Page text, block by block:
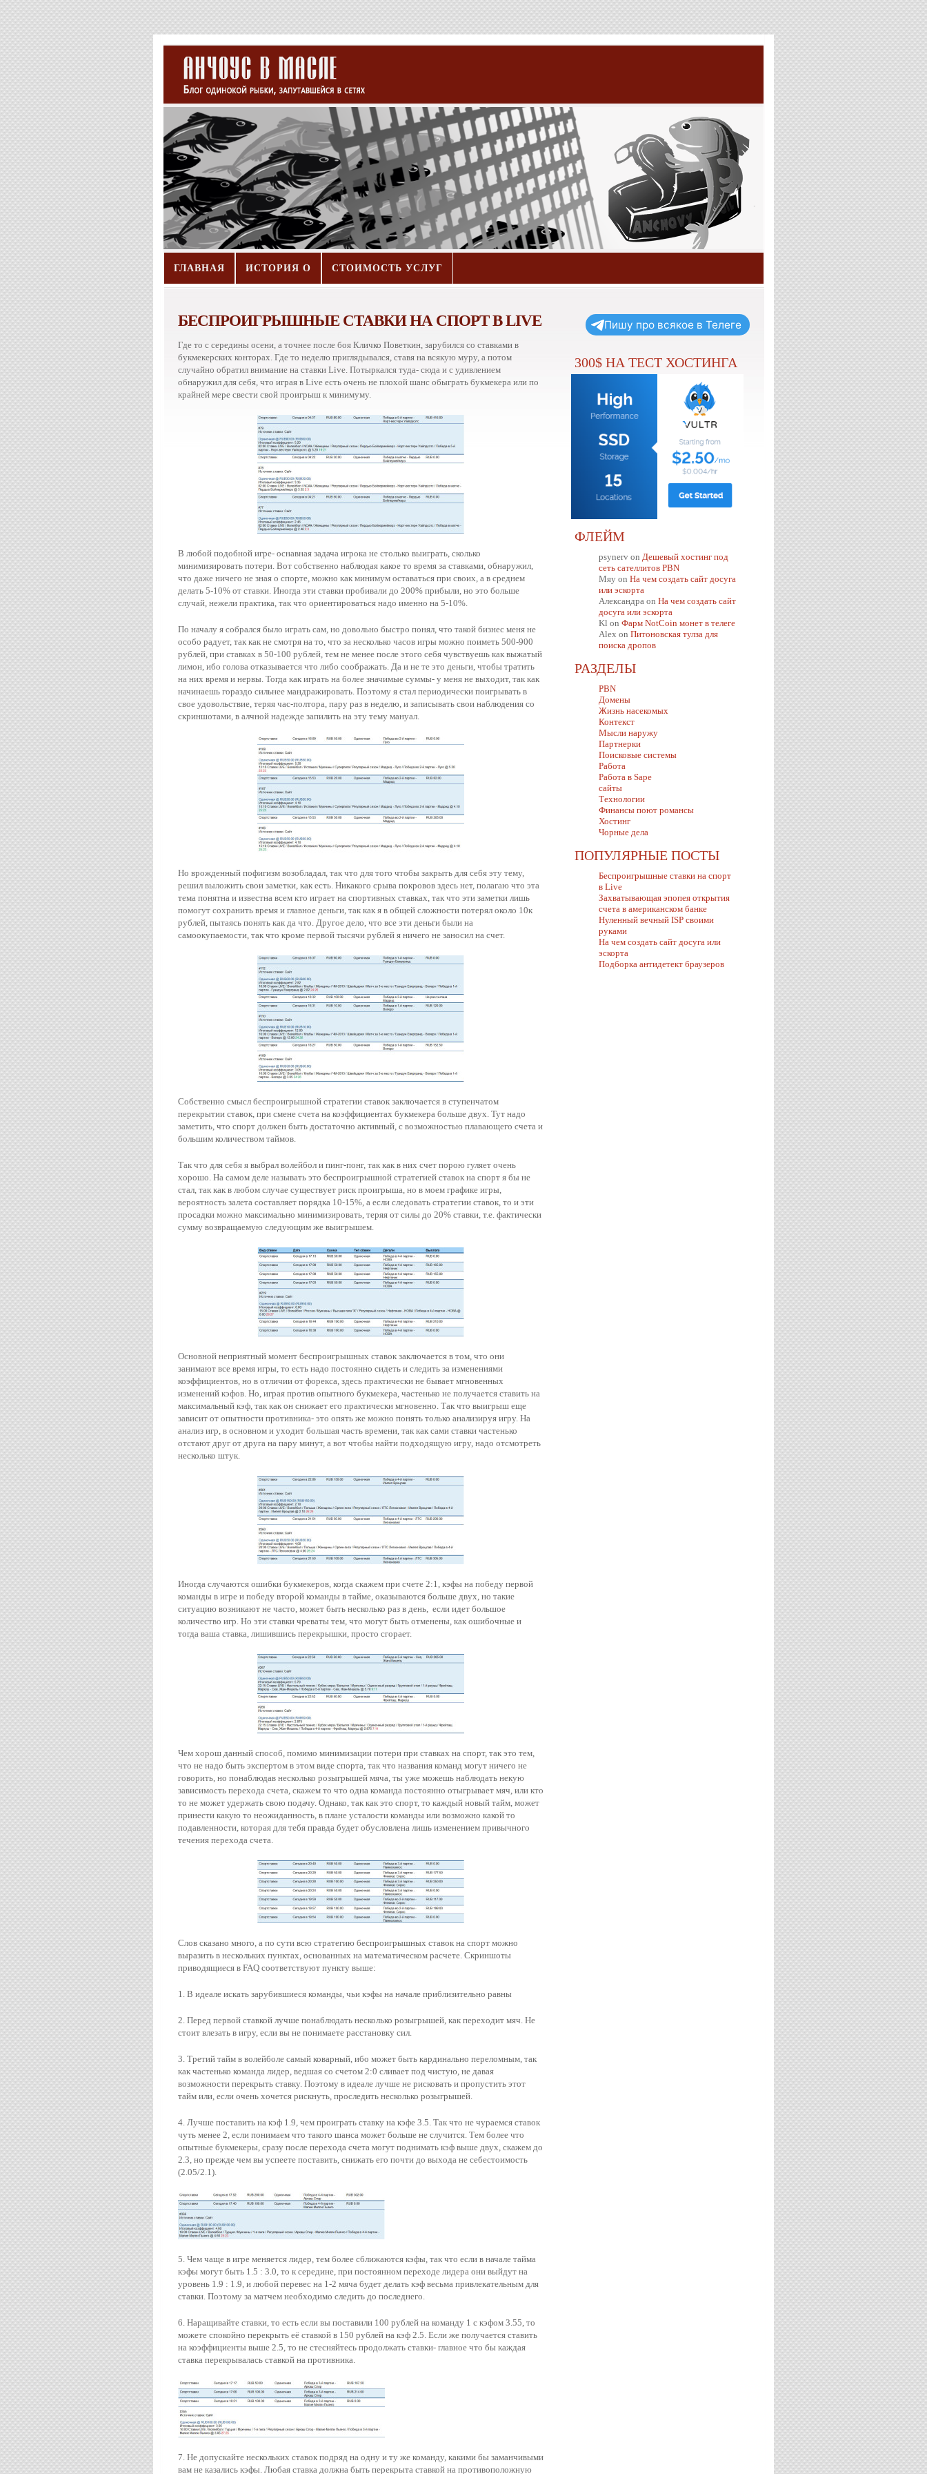
ГЛАВНАЯ ИСТОРИЯ О СТОИМОСТЬ УСЛУГ
БЕСПРОИГРЫШНЫЕ СТАВКИ НА СПОРТ В LIVE
Где то с середины осени, а точнее после боя Кличко Поветкин, зарубился со ставками в
букмекерских конторах. Где то неделю приглядывался, ставя на всякую муру, а потом
случайно обратил внимание на ставки Live. Потыркался туда- сюда и с удивлением
обнаружил для себя, что играя в Live есть очень не плохой шанс обыграть букмекера или по
крайней мере свести свой проигрыш к минимуму.
В любой подобной игре- оснавная задача игрока не столько выиграть, сколько
минимизировать потери. Вот собственно наблюдая какое то время за ставками, обнаружил,
что даже ничего не зная о спорте, можно как минимум оставаться при своих, а в среднем
делать 5-10% от ставки. Иногда эти ставки пробивали до 200% прибыли, но это больше
случай, нежели практика, так что ориентироваться надо именно на 5-10%.
По началу я собрался было играть сам, но довольно быстро понял, что такой бизнес меня не
особо радует, так как не смотря на то, что за несколько часов игры можно поиметь 500-900
рублей, при ставках в 50-100 рублей, тем не менее после этого себя чувствуешь как выжатый
лимон, ибо голова отказывается что либо соображать. Да и не те это деньги, чтобы тратить
на них время и нервы. Тогда как играть на более значимые суммы- у меня не выходит, так как
начинаешь гораздо сильнее мандражировать. Поэтому я стал периодически поигрывать в
свое удовольствие, теряя час-полтора, пару раз в неделю, и записывать свои наблюдения со
скриншотами, в алчной надежде запилить на эту тему мануал.
Но врожденный пофигизм возобладал, так что для того чтобы закрыть для себя эту тему,
решил выложить свои заметки, как есть. Никакого срыва покровов здесь нет, полагаю что эта
тема понятна и известна всем кто играет на спортивных ставках, так что эти заметки лишь
помогут сохранить время и главное деньги, так как я в общей сложности потерял около 10к
рублей, пытаясь понять как да что. Другое дело, что все эти деньги были на
самоокупаемости, так что кроме первой тысячи рублей я ничего не заносил на счет.
Собственно смысл беспроигрышной стратегии ставок заключается в ступенчатом
перекрытии ставок, при смене счета на коэффициентах букмекера больше двух. Тут надо
заметить, что спорт должен быть достаточно активный, с возможностью плавающего счета и
большим количеством таймов.
Так что для себя я выбрал волейбол и пинг-понг, так как в них счет порою гуляет очень
хорошо. На самом деле называть это беспроигрышной стратегией ставок на спорт я бы не
стал, так как в любом случае существует риск проигрыша, но в моем графике игры,
вероятность залета составляет порядка 10-15%, а если следовать стратегии ставок, то и эти
просадки можно максимально минимизировать, теряя от силы до 20% ставки, т.е. фактически
сумму возвращаемую следующим же выигрышем.
Основной неприятный момент беспроигрышных ставок заключается в том, что они
занимают все время игры, то есть надо постоянно сидеть и следить за изменениями
коэффициентов, но в отличии от форекса, здесь практически не бывает мгновенных
изменений кэфов. Но, играя против опытного букмекера, частенько не получается ставить на
максимальный кэф, так как он снижает его практически мгновенно. Так что выигрыш еще
зависит от опытности противника- это опять же можно понять только анализируя игру. На
анализ игр, в основном и уходит большая часть времени, так как сами ставки частенько
отстают друг от друга на пару минут, а вот чтобы найти подходящую игру, надо отсмотреть
несколько штук.
Иногда случаются ошибки букмекеров, когда скажем при счете 2:1, кэфы на победу первой
команды в игре и победу второй команды в тайме, оказываются больше двух, но такие
ситуацию возникают не часто, может быть несколько раз в день, если идет большое
количество игр. Но эти ставки чреваты тем, что могут быть отменены, как ошибочные и
тогда ваша ставка, лишившись перекрышки, просто сгорает.
Чем хорош данный способ, помимо минимизации потери при ставках на спорт, так это тем,
что не надо быть экспертом в этом виде спорта, так что названия команд могут ничего не
говорить, но понаблюдав несколько розыгрышей мяча, ты уже можешь наблюдать некую
зависимость перехода счета, скажем то что одна команда постоянно отыгрывает мяч, или кто
то не может удержать свою подачу. Однако, так как это спорт, то каждый новый тайм, может
принести какую то неожиданность, в плане усталости команды или возможно какой то
подавленности, которая для тебя правда будет обусловлена лишь изменением привычного
течения перехода счета.
Слов сказано много, а по сути всю стратегию беспроигрышных ставок на спорт можно
выразить в нескольких пунктах, основанных на математическом расчете. Скриншоты
приводящиеся в FAQ соответствуют пункту выше:
1. В идеале искать зарубившиеся команды, чьи кэфы на начале приблизительно равны
2. Перед первой ставкой лучше понаблюдать несколько розыгрышей, как переходит мяч. Не
стоит влезать в игру, если вы не понимаете расстановку сил.
3. Третий тайм в волейболе самый коварный, ибо может быть кардинально переломным, так
как частенько команда лидер, ведшая со счетом 2:0 сливает под чистую, не давая
возможности перекрыть ставку. Поэтому в идеале лучше не рисковать и пропустить этот
тайм или, если очень хочется рискнуть, проследить несколько розыгрышей.
4. Лучше поставить на кэф 1.9, чем проиграть ставку на кэфе 3.5. Так что не чураемся ставок
чуть менее 2, если понимаем что такого шанса может больше не случится. Тем более что
опытные букмекеры, сразу после перехода счета могут поднимать кэф выше двух, скажем до
2.3, но прежде чем вы успеете поставить, снижать его почти до выхода не себестоимость
(2.05/2.1).
5. Чем чаще в игре меняется лидер, тем более сближаются кэфы, так что если в начале тайма
кэфы могут быть 1.5 : 3.0, то к середине, при постоянном переходе лидера они выйдут на
уровень 1.9 : 1.9, и любой перевес на 1-2 мяча будет делать кэф весьма привлекательным для
ставки. Поэтому за матчем необходимо следить до последнего.
6. Наращивайте ставки, то есть если вы поставили 100 рублей на команду 1 с кэфом 3.55, то
можете спокойно перекрыть её ставкой в 150 рублей на кэф 2.5. Если же получается ставить
на коэффициенты выше 2.5, то не стесняйтесь продолжать ставки- главное что бы каждая
ставка перекрывалась ставкой на противника.
7. Не допускайте нескольких ставок подряд на одну и ту же команду, какими бы заманчивыми
вам не казались кэфы. Любая ставка должна быть перекрыта ставкой на противоположную
Пишу про всякое в Телеге
300$ НА ТЕСТ ХОСТИНГА
ФЛЕЙМ
psynerv on Дешевый хостинг под
сеть сателлитов PBN
Мяу on На чем создать сайт досуга
или эскорта
Александра on На чем создать сайт
досуга или эскорта
Kl on Фарм NotCoin монет в телеге
Alex on Питоновская тулза для
поиска дропов
РАЗДЕЛЫ
PBN
Домены
Жизнь насекомых
Контекст
Мысли наружу
Партнерки
Поисковые системы
Работа
Работа в Sape
сайты
Технологии
Финансы поют романсы
Хостинг
Чорные дела
ПОПУЛЯРНЫЕ ПОСТЫ
Беспроигрышные ставки на спорт
в Live
Захватывающая эпопея открытия
счета в американском банке
Нуленный вечный ISP своими
руками
На чем создать сайт досуга или
эскорта
Подборка антидетект браузеров